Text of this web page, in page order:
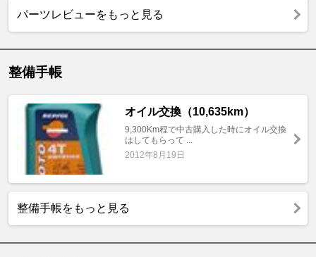
パーツレビューをもっと見る
整備手帳
オイル交換（10,635km）
9,300Km程で中古購入した時にオイル交換
はしてもらって ...
2012年8月19日
整備手帳をもっと見る